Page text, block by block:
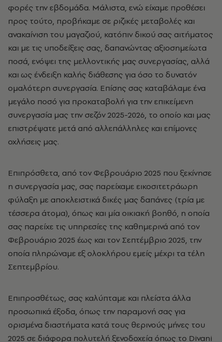
φορές την εβδομάδα. Μάλιστα, ενώ είχαμε προθέσει
προς τούτο, προβήκαμε σε ριζικές μεταβολές και
ανακαίνιση του μαγαζιού, κατόπιν δικού σας αιτήματος
και με τις υποδείξεις σας, δαπανώντας αξιοσημείωτα
ποσά, ενόψει της μελλοντικής μας συνεργασίας, αλλά
και ως ένδειξη καλής διάθεσης για όσο το δυνατόν
ομαλότερη συνεργασία. Επίσης σας καταβάλαμε ένα
μεγάλο ποσό για προκαταβολή για την επικείμενη
συνεργασία μας την σεζόν 2025-2026, το οποίο και μας
επιστρέψατε μετά από αλλεπάλληλες και επίμονες
οχλήσεις μας.
Επιπρόσθετα, από τον Φεβρουάριο 2025 που ξεκίνησε
η συνεργασία μας, σας παρείχαμε εικοσιτετράωρη
φύλαξη με αποκλειστικά δικές μας δαπάνες (τρία με
τέσσερα άτομα), όπως και μία οικιακή βοηθό, η οποία
σας παρείχε τις υπηρεσίες της καθημερινά από τον
Φεβρουάριο 2025 έως και τον Σεπτέμβριο 2025, την
οποία πληρώναμε εξ ολοκλήρου εμείς μέχρι τα τέλη
Σεπτεμβρίου.
Επιπροσθέτως, σας καλύπταμε και πλείστα άλλα
προσωπικά έξοδα, όπως την παραμονή σας για
ορισμένα διαστήματα κατά τους θερινούς μήνες του
2025 σε διάφορα πολυτελή ξενοδοχεία όπως το Divani